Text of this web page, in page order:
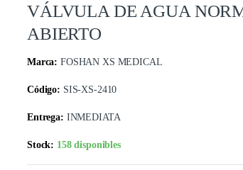
VÁLVULA DE AGUA
ABIERTO
Marca: FOSHAN XS MEDICAL
Código: SIS-XS-2410
Entrega: INMEDIATA
Stock: 158 disponibles